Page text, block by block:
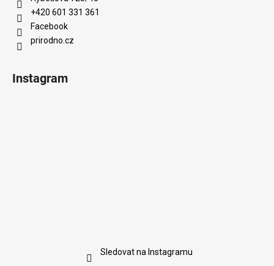
+420 601 331 361
Facebook
prirodno.cz
Instagram
Sledovat na Instagramu